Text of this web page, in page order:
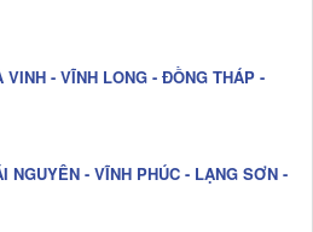
VINH - VĨNH LONG - ĐỒNG THÁP -
NGUYÊN - VĨNH PHÚC - LẠNG SƠN -